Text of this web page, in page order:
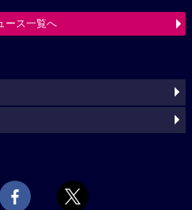
ース一覧へ